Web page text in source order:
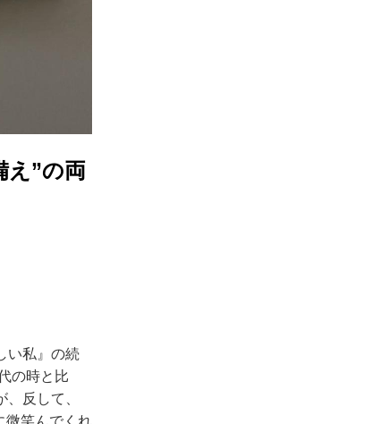
え”の両
い私』の続
の時と比
反して、
微笑んでくれ